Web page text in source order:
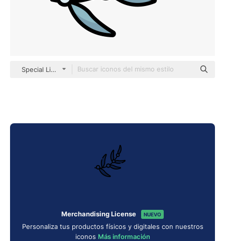
Special Lineal color
Merchandising License NUEVO
Personaliza tus productos físicos y digitales con nuestros
iconos Más información